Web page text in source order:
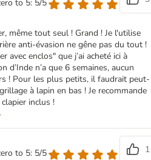
to 5: 5/5
même tout seul ! Grand ! Je l'utilise
anti-évasion ne gêne pas du tout !
avec enclos" que j’ai acheté ici à
d’Inde n’a que 6 semaines, aucun
! Pour les plus petits, il faudrait peut-
à lapin en bas ! Je recommande
inclus !
to 5: 5/5
1